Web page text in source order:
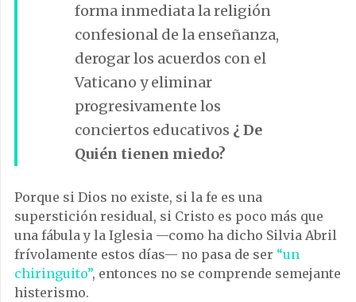
forma inmediata la religión
confesional de la enseñanza,
derogar los acuerdos con el
Vaticano y eliminar
progresivamente los
conciertos educativos ¿ De
Quién tienen miedo?
Porque si Dios no existe, si la fe es una
superstición residual, si Cristo es poco más que
una fábula y la Iglesia —como ha dicho Silvia Abril
frívolamente estos días— no pasa de ser “un
chiringuito”, entonces no se comprende semejante
histerismo.